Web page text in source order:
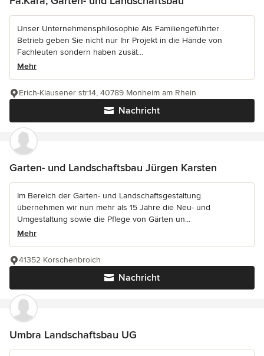
Unser Unternehmensphilosophie Als Familiengeführter
Betrieb geben Sie nicht nur Ihr Projekt in die Hände von
Fachleuten sondern haben zusät...
Mehr
Nachricht
Erich-Klausener str.14, 40789 Monheim am Rhein
Garten- und Landschaftsbau Jürgen Karsten
Im Bereich der Garten- und Landschaftsgestaltung
übernehmen wir nun mehr als 15 Jahre die Neu- und
Umgestaltung sowie die Pflege von Gärten un...
Mehr
Nachricht
41352 Korschenbroich
Umbra Landschaftsbau UG